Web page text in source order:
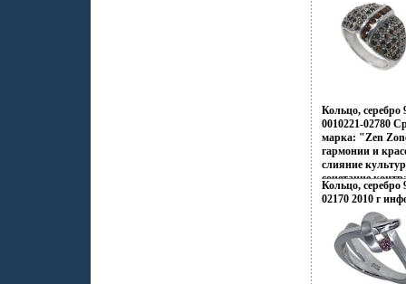
индийских
рифов и
динамика моды
это
шедеврах Zen
Украшения Zen
избранных –
создавать свой
приобретая при
уверенность в
Кольцо,
0010221-02780
марка: "Zen
гармонии и
слияние
сочетание
Настроения
французских
индийских
рифов и
динамика моды
это
Zen Zone
Кольцо, серебро
02170 2010 г